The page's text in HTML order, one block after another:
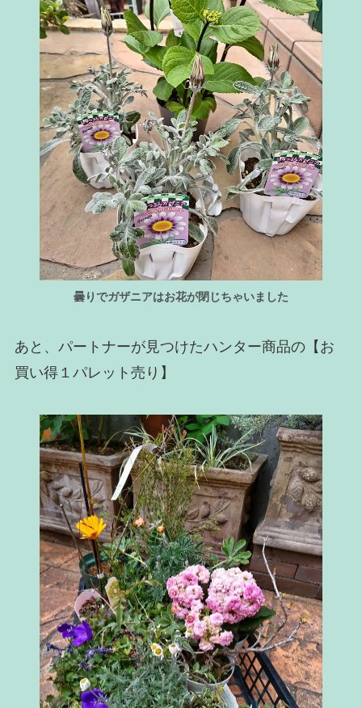
曇りでガザニアはお花が閉じちゃいました
あと、パートナーが見つけたハンター商品の【お
買い得１パレット売り】